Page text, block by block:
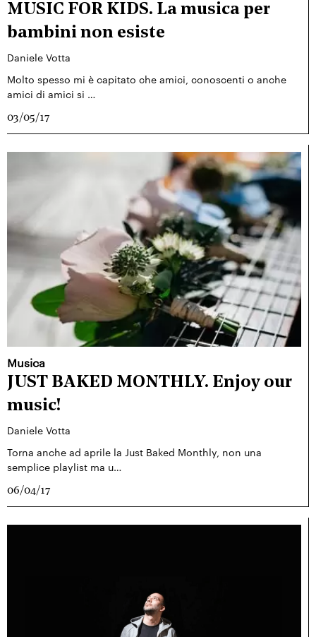
MUSIC FOR KIDS. La musica per
bambini non esiste
Daniele Votta
Molto spesso mi è capitato che amici, conoscenti o anche
amici di amici si …
03/05/17
Musica
JUST BAKED MONTHLY. Enjoy our
music!
Daniele Votta
Torna anche ad aprile la Just Baked Monthly, non una
semplice playlist ma u…
06/04/17